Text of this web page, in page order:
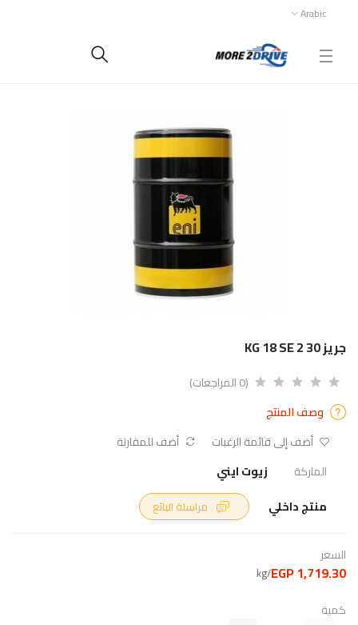
Arabic
جريز 30 2 KG 18 SE
(0 المراجعات)
وصف المنتج
أضف إلى قائمة الرغبات
أضف للمقارنة
الماركة
زيوت ايني
منتج داخلي
السعر
1,719.30 EGP
/kg
كمية